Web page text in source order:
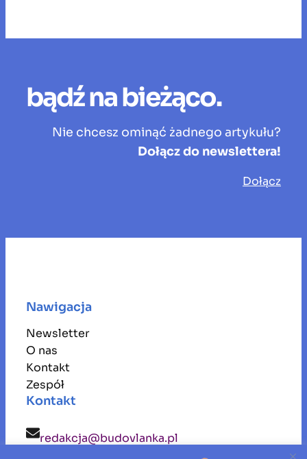
bądź na bieżąco.
Nie chcesz ominąć żadnego artykułu?
Dołącz do newslettera!
Dołącz
Nawigacja
Newsletter
O nas
Kontakt
Zespół
Kontakt
redakcja@budovlanka.pl